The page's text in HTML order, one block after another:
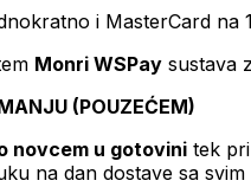
i MasterCard na
Monri WSPay sustava
(POUZEĆEM)
novcem u gotovini tek
na dan dostave sa svim